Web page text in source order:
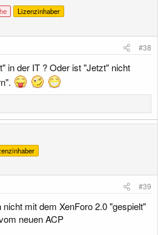
Lizenzinhaber
#38
in der IT ? Oder ist "Jetzt" nicht
#39
mit dem XenForo 2.0 "gespielt"
neuen ACP